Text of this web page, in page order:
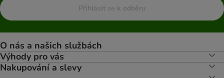
Přihlásit se k odběru
O nás a našich službách
Výhody pro vás
Nakupování a slevy